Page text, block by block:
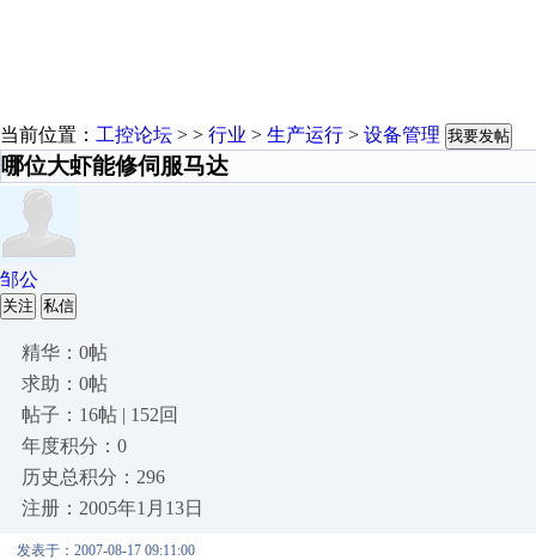
当前位置： 工控论坛 > > 行业 > 生产运行 > 设备管理 我要发帖
哪位大虾能修伺服马达
邹公
关注 私信
精华：0帖
求助：0帖
帖子：16帖 | 152回
年度积分：0
历史总积分：296
注册：2005年1月13日
发表于：2007-08-17 09:11:00